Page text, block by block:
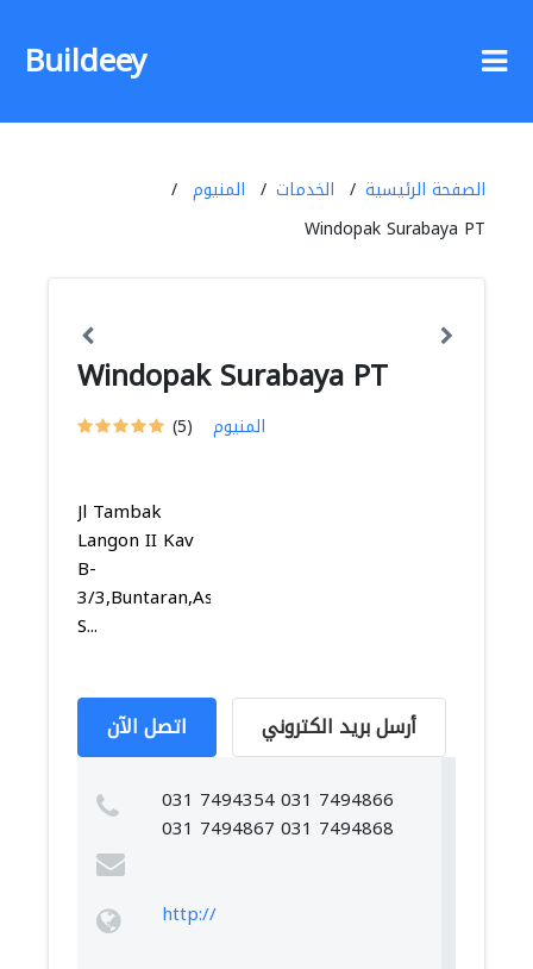
Buildeey
الصفحة الرئيسية الخدمات
المنيوم
Windopak Surabaya PT
Windopak Surabaya PT
(5) المنيوم
Jl Tambak
Langon II Kav
B-
3/3,Buntaran,Asemrowo,
S...
اتصل الآن أرسل بريد الكتروني
031 7494354 031 7494866
031 7494867 031 7494868
http://